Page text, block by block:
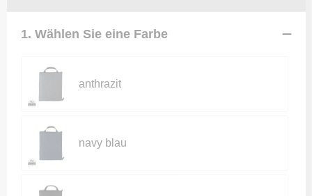
1. Wählen Sie eine Farbe
anthrazit
navy blau